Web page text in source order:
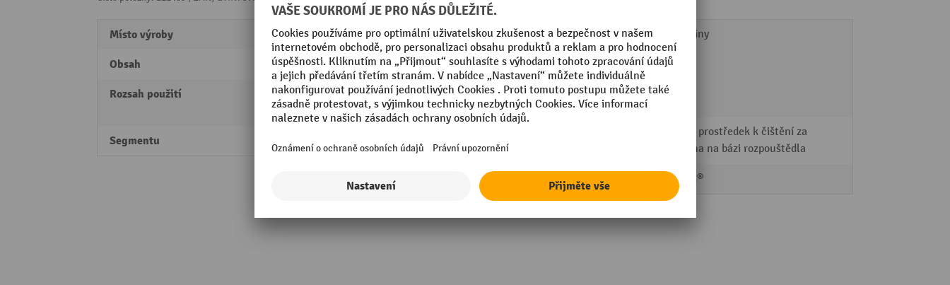
Místo výroby Made in Europe
Obsah 10 L
Rozsah použití
Kovozpracující společnosti
dílna
Segmentu Professional
Vhodné pro nečistoty
Bílkoviny
Krev
oleje
saze
Čisticí prostředek k čištění za
studena na bázi rozpouštědla
Nilfisk®